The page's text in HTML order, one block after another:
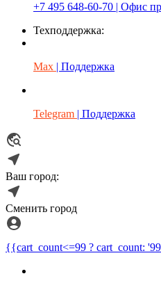
+7 495 648-60-70 | Офис
Техподдержка:
Max | Поддержка
Telegram | Поддержка
Ваш город:
Сменить город
{{cart_count<=99 ? cart_count: